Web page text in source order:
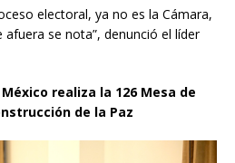
electoral, ya no es la Cámara,
se nota”, denunció el líder
realiza la 126 Mesa de
de la Paz